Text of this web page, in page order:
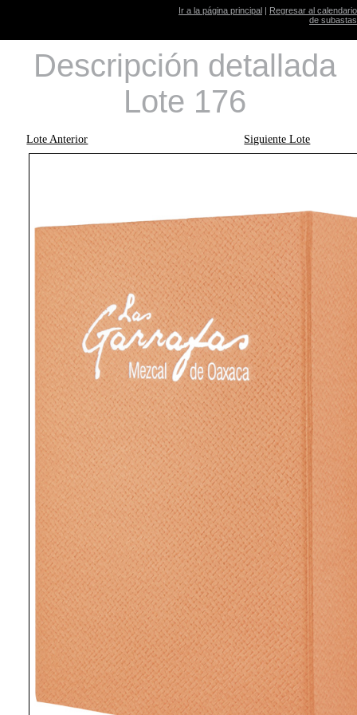
Ir a la página principal | Regresar al calendario
de subastas
Descripción detallada
Lote 176
Lote Anterior Siguiente Lote